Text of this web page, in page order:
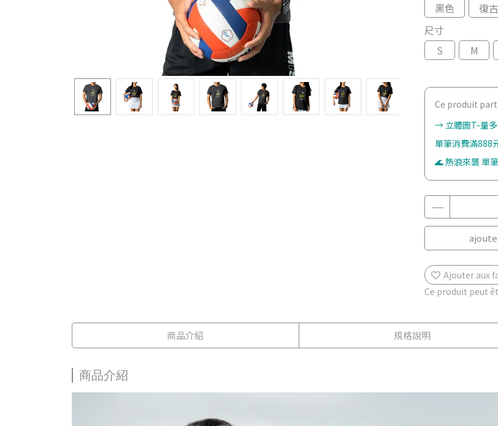
黑色
復
尺寸
S
M
Ce produit
→ 立體圖T-量
單筆消費滿888
🌊 熱浪來襲 單
Ajouter aux
Ce produit peut
商品介紹 規格說明
商品介紹